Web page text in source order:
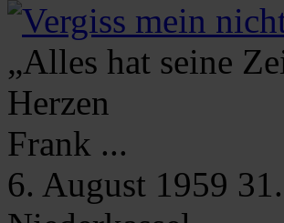
„Alles hat seine
Herzen
Frank ...
6. August 1959